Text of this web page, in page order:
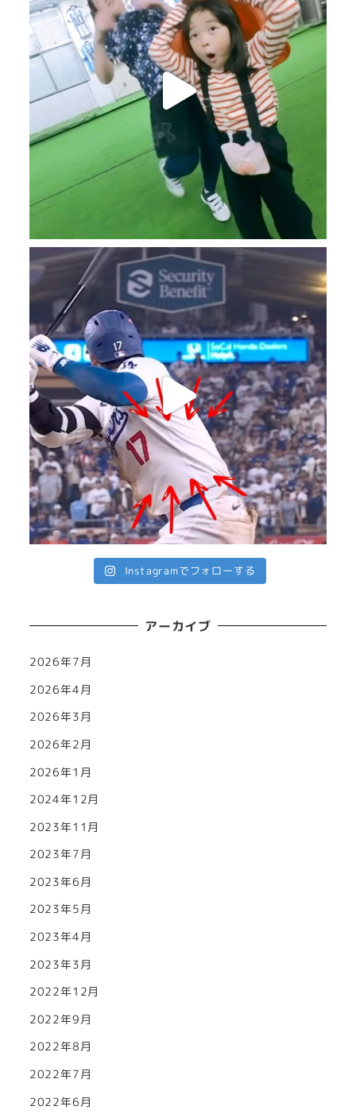
Instagramでフォローする
アーカイブ
2026年7月
2026年4月
2026年3月
2026年2月
2026年1月
2024年12月
2023年11月
2023年7月
2023年6月
2023年5月
2023年4月
2023年3月
2022年12月
2022年9月
2022年8月
2022年7月
2022年6月